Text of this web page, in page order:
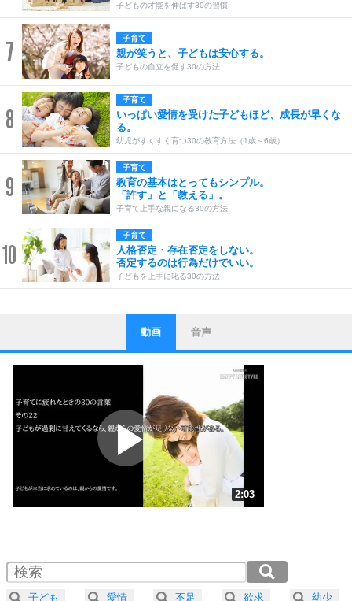
子どもの才能を伸ばす30の習慣
7 子育て
親が笑うと、子どもは安心する。
子どもの自立を促す30の方法
8
子育て
いっぱい愛情を受けた子どもほど、成長が早くな
る。
幼児がすくすく育つ30の教育方法（1歳～6歳）
9
子育て
教育の基本はとってもシンプル。
「許す」と「教える」。
子育て上手な親になる30の方法
10
子育て
人格否定・存在否定をしない。
否定するのは行為だけでいい。
子どもを上手に叱る30の方法
1
ストレス対策
他人と比べない。
いっそのこと、他人を見ない。
いらいらしない人になる30の方法
プラス思考
ポジティブになれない原因は、行動しないから。
ポジティブ思考になる30の方法
ストレス対策
人生、なんとかなるもの。
気楽に生きる30の方法
4 器の大きい人は、怒りを優しさで表現する。
動画 音声
2:03
2.0倍速 （243KB 1分1秒）
2.5倍速 （194KB 49秒）
子ども 愛情 不足 欲求 幼少